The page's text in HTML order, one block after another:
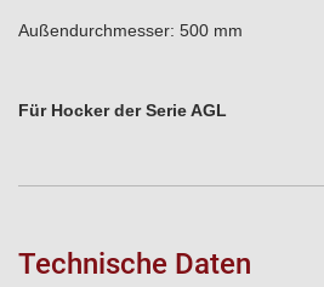
Außendurchmesser: 500 mm
Für Hocker der Serie AGL
Technische Daten